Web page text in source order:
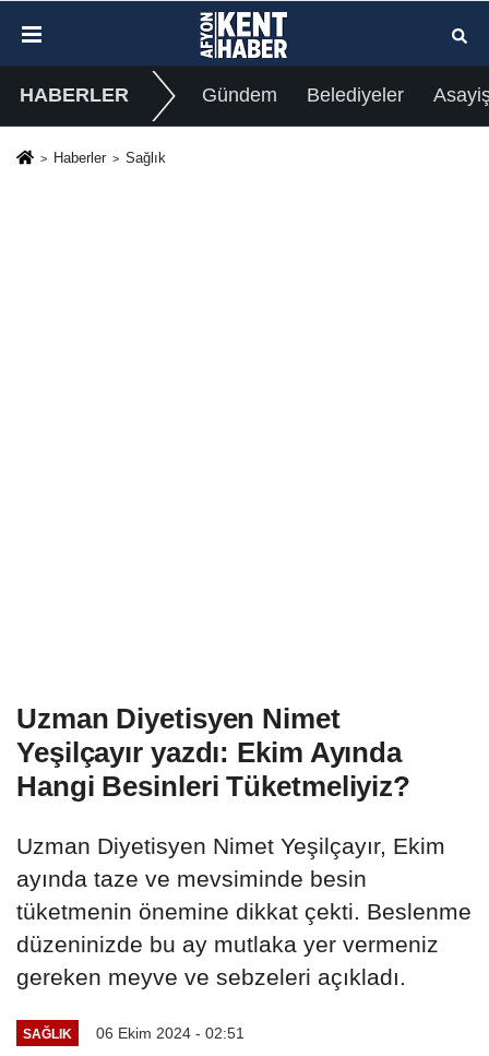
HABERLER Gündem Belediyeler
Haberler Sağlık
Uzman Diyetisyen Nimet
Yeşilçayır yazdı: Ekim Ayında
Hangi Besinleri Tüketmeliyiz?
Uzman Diyetisyen Nimet Yeşilçayır, Ekim
ayında taze ve mevsiminde besin
tüketmenin önemine dikkat çekti. Beslenme
düzeninizde bu ay mutlaka yer vermeniz
gereken meyve ve sebzeleri açıkladı.
SAĞLIK 06 Ekim 2024 - 02:51